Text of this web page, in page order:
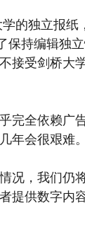
的独立报纸
保持编辑独
接受剑桥大
完全依赖广
年会很艰难。
况，我们仍
提供数字内